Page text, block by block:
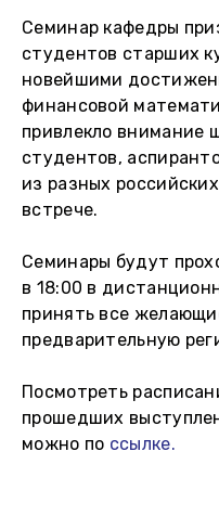
Семинар кафедры
студентов старших
новейшими
финансовой
привлекло внимание
студентов,
из разных
встрече.
Семинары будут
в 18:00 в
принять все
предварительную
Посмотреть
прошедших
можно по ссылке.